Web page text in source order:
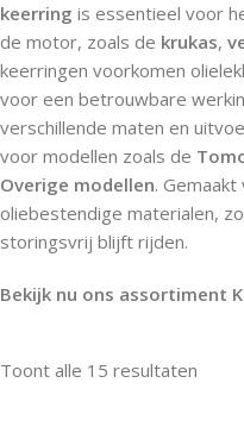
keerring is essentieel voor
de motor, zoals de krukas,
keerringen voorkomen
voor een betrouwbare
verschillende maten en
voor modellen zoals de
Overige modellen.
oliebestendige materialen,
storingsvrij blijft rijden.
Bekijk nu ons assortiment
Toont alle 15 resultaten